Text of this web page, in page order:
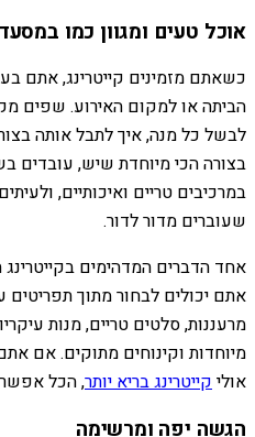
אוכל טעים ומגוון כמו
כשאתם מזמינים קייטרינג, אתם
הביתה או למקום האירוע. שפים
לבשל כל מנה, איך לתבל אותה
בצורה הכי מיוחדת שיש,
במרכיבים טריים ואיכותיים,
שעוברים מדור לדור.
אחד הדברים המדהימים בקייטרינג
אתם יכולים לבחור מתוך תפריטים
מרעננות, סלטים טריים, מנות
מיוחדות וקינוחים מתוקים. אם
אוליקייטרינג בריא יותר, הכל
הגשה יפה ומרשימה